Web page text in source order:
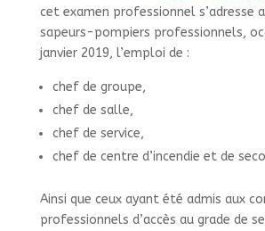
cet examen professionnel s’adresse
sapeurs-pompiers professionnels,
janvier 2019, l’emploi de :
chef de groupe,
chef de salle,
chef de service,
chef de centre d’incendie et de
Ainsi que ceux ayant été admis aux
professionnels d’accès au grade de